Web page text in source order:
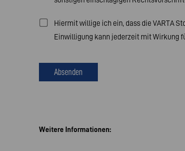
Hiermit willige ich ein, dass die VARTA
Einwilligung kann jederzeit mit Wirkung
Absenden
Weitere Informationen: